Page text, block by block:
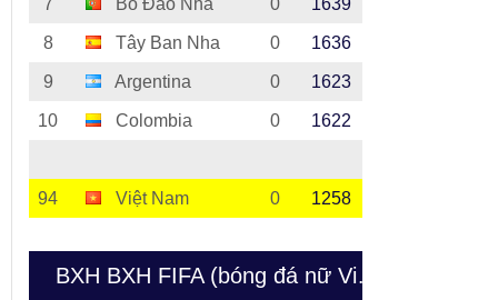
7 Bồ Đào Nha 0 1639
8 Tây Ban Nha 0 1636
9 Argentina 0 1623
10 Colombia 0 1622
94 Việt Nam 0 1258
BXH BXH FIFA (bóng đá nữ Việt Nam)